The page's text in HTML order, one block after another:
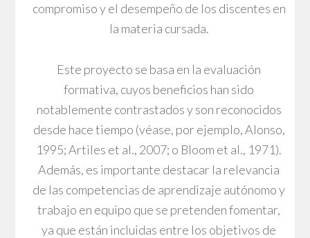
compromiso y el desempeño de los discentes en
la materia cursada.
Este proyecto se basa en la evaluación
formativa, cuyos beneficios han sido
notablemente contrastados y son reconocidos
desde hace tiempo (véase, por ejemplo, Alonso,
1995; Artiles et al., 2007; o Bloom et al., 1971).
Además, es importante destacar la relevancia
de las competencias de aprendizaje autónomo y
trabajo en equipo que se pretenden fomentar,
ya que están incluidas entre los objetivos de